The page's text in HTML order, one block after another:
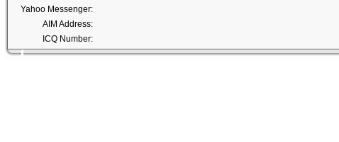
Yahoo Messenger:
AIM Address:
ICQ Number: